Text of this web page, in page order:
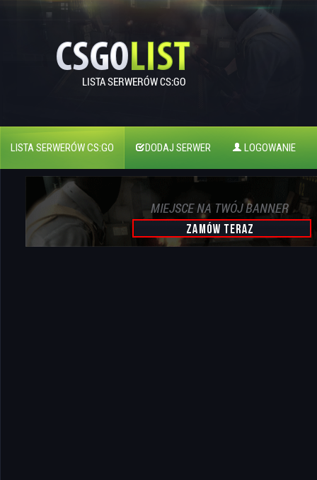
LISTA SERWERÓW CS:GO DODAJ SERWER LOGOWANIE